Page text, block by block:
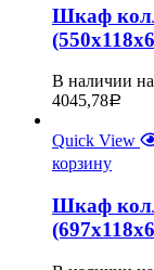
Шкаф
В наличии
4045,78Р
Quick View
корзину
Шкаф